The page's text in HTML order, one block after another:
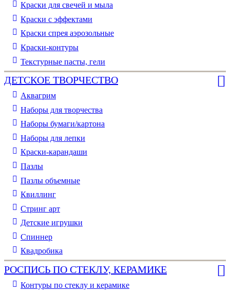
Краски для свечей и мыла
Краски с эффектами
Краски спрея аэрозольные
Краски-контуры
Текстурные пасты, гели
ДЕТСКОЕ ТВОРЧЕСТВО
Аквагрим
Наборы для творчества
Наборы бумаги/картона
Наборы для лепки
Краски-карандаши
Пазлы
Пазлы объемные
Квиллинг
Стринг арт
Детские игрушки
Спиннер
Квадробика
РОСПИСЬ ПО СТЕКЛУ, КЕРАМИКЕ
Контуры по стеклу и керамике